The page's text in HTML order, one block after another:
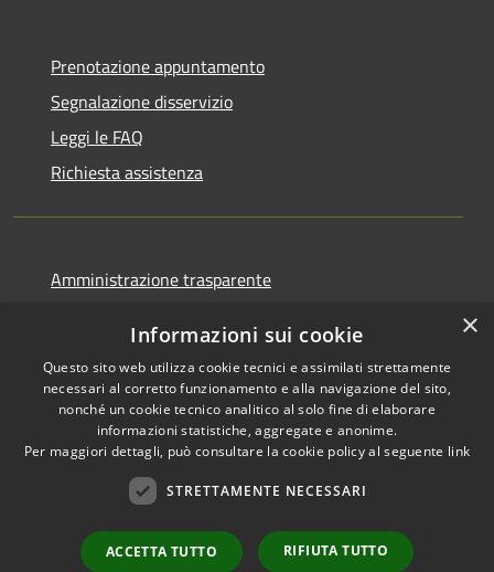
Prenotazione appuntamento
Segnalazione disservizio
Leggi le FAQ
Richiesta assistenza
Amministrazione trasparente
Dichiarazione di accessibilità
Copyright © 2026 • Comune di
Municipium•
Accesso
×
Informazioni sui cookie
Questo sito web utilizza cookie tecnici e assimilati strettamente
necessari al corretto funzionamento e alla navigazione del sito,
nonché un cookie tecnico analitico al solo fine di elaborare
informazioni statistiche, aggregate e anonime.
Per maggiori dettagli, può consultare la cookie policy al seguente link
STRETTAMENTE NECESSARI
ACCETTA TUTTO RIFIUTA TUTTO